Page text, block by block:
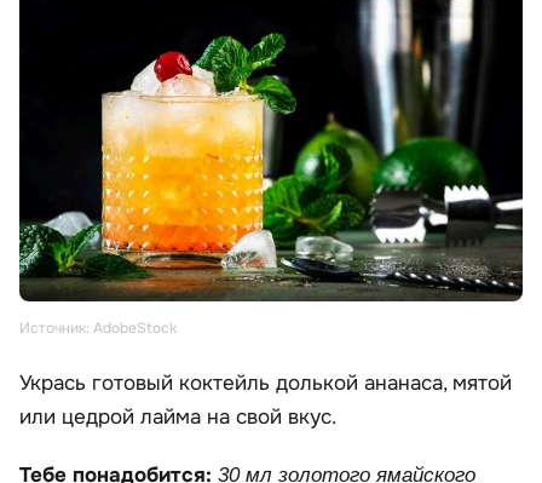
Источник: AdobeStock
Укрась готовый коктейль долькой ананаса, мятой
или цедрой лайма на свой вкус.
Тебе понадобится: 30 мл золотого ямайского